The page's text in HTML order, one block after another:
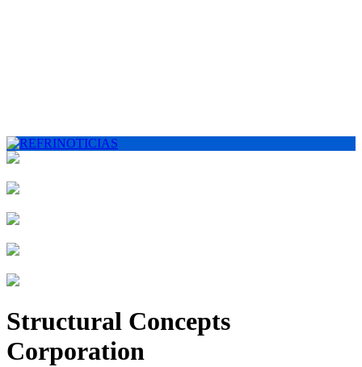
Structural Concepts
Corporation